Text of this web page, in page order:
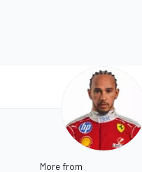
More from